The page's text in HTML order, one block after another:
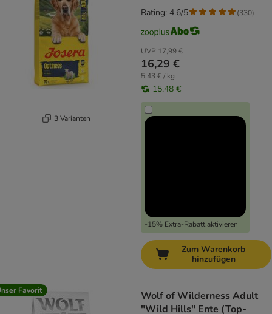
3 Varianten
UVP 17,99 €
16,29 €
5,43 € / kg
15,48 €
-15% Extra-Rabatt aktivieren
Rating: 4.6/5 (330)
Zum Warenkorb
hinzufügen
Favorit
Wolf of Wilderness Adult
"Wild Hills" Ente (Top-